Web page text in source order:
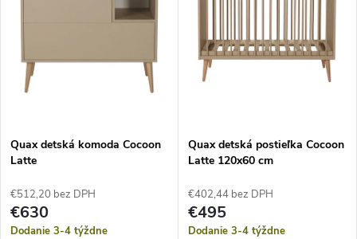
Quax detská komoda Cocoon
Latte
€512,20 bez DPH
€630
Dodanie 3-4 týždne
Quax detská postieľka Cocoon
Latte 120x60 cm
€402,44 bez DPH
€495
Dodanie 3-4 týždne